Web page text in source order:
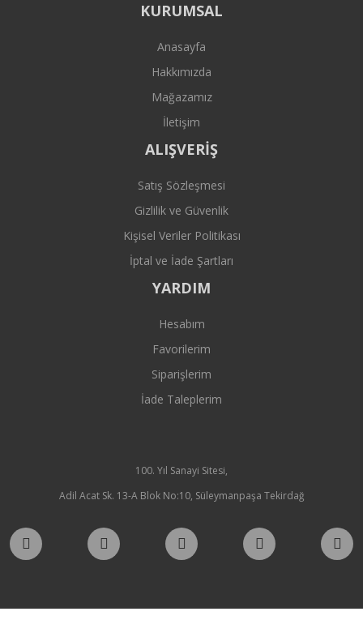
KURUMSAL
Anasayfa
Hakkımızda
Mağazamız
İletişim
ALIŞVERİŞ
Satış Sözleşmesi
Gizlilik ve Güvenlik
Kişisel Veriler Politikası
İptal ve İade Şartları
YARDIM
Hesabım
Favorilerim
Siparişlerim
İade Taleplerim
100. Yıl Sanayi Sitesi,
Adil Acat Sk. 13-A Blok No:10, Süleymanpaşa Tekirdağ